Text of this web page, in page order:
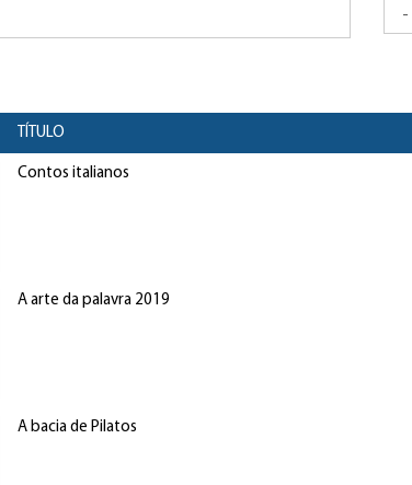
TÍTULO
Contos italianos
A arte da palavra 2019
A bacia de Pilatos